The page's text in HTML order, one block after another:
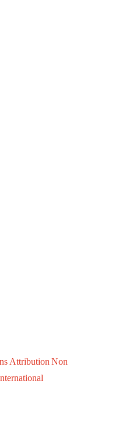
Attribution Non